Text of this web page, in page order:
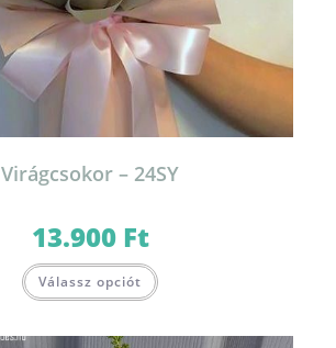
Virágcsokor – 24SY
13.900 Ft
Válassz opciót